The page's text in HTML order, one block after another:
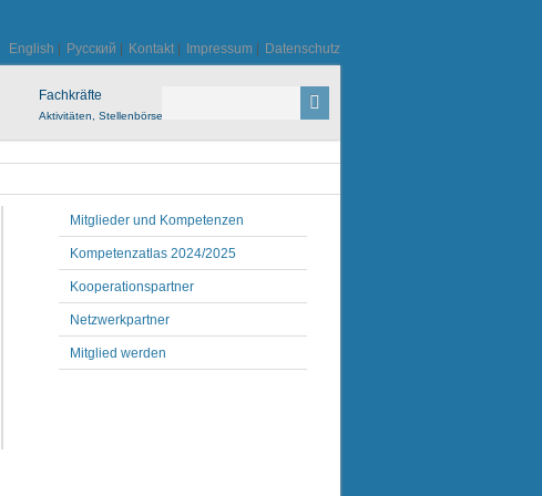
English Русский Kontakt Impressum Datenschutz
Fachkräfte
Aktivitäten, Stellenbörse
Mitglieder und Kompetenzen
Kompetenzatlas 2024/2025
Kooperationspartner
Netzwerkpartner
Mitglied werden